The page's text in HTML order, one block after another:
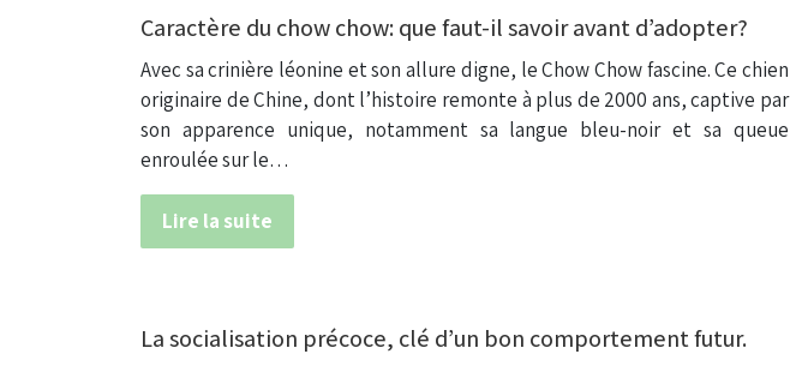
Caractère du chow chow: que faut-il savoir avant d’adopter?
Avec sa crinière léonine et son allure digne, le Chow Chow fascine. Ce chien
originaire de Chine, dont l’histoire remonte à plus de 2000 ans, captive par
son apparence unique, notamment sa langue bleu-noir et sa queue
enroulée sur le…
Lire la suite
La socialisation précoce, clé d’un bon comportement futur.